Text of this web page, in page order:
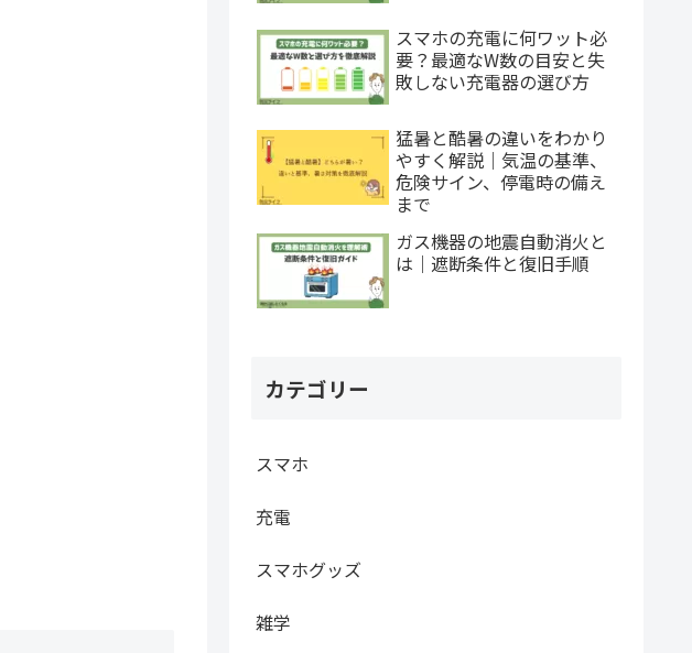
スマホの充電に何ワット必
要？最適なW数の目安と失
敗しない充電器の選び方
猛暑と酷暑の違いをわかり
やすく解説｜気温の基準、
危険サイン、停電時の備え
まで
ガス機器の地震自動消火と
は｜遮断条件と復旧手順
カテゴリー
スマホ
充電
スマホグッズ
雑学